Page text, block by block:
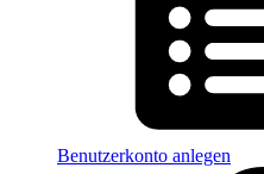
Benutzerkonto anlegen